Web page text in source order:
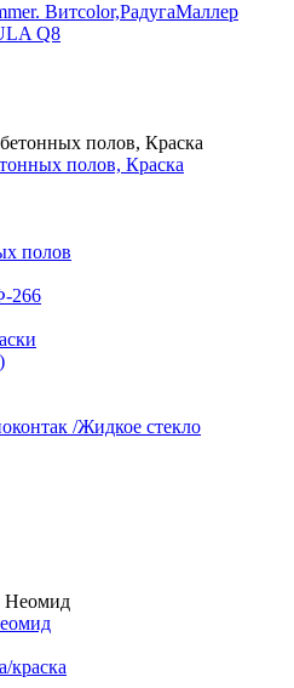
Витcolor,РадугаМаллер
Q8
полов, Краска
полов
266
/Жидкое стекло
краска